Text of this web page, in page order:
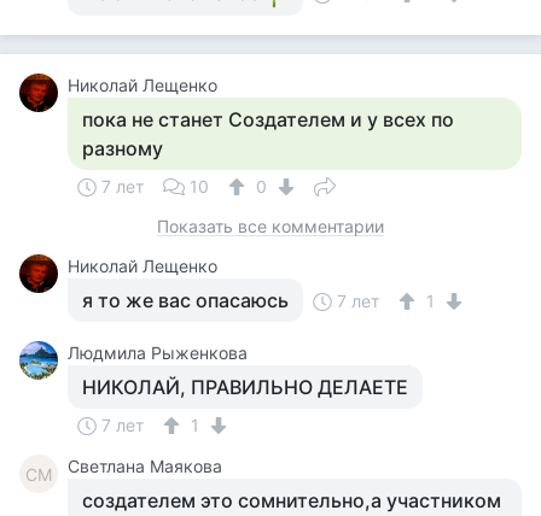
Николай Лещенко
пока не станет Создателем и у всех по
разному
7 лет 10
0
Показать все комментарии
Николай Лещенко
я то же вас опасаюсь 7 лет 1
Людмила Рыженкова
НИКОЛАЙ, ПРАВИЛЬНО ДЕЛАЕТЕ
7 лет 1
СМ Светлана Маякова
создателем это сомнительно,а участником